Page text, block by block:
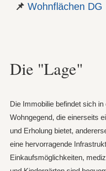
📌 Wohnflächen DG
Die "Lage"
Die Immobilie befindet sich
Wohngegend, die einerseits
und Erholung bietet,
eine hervorragende
Einkaufsmöglichkeiten,